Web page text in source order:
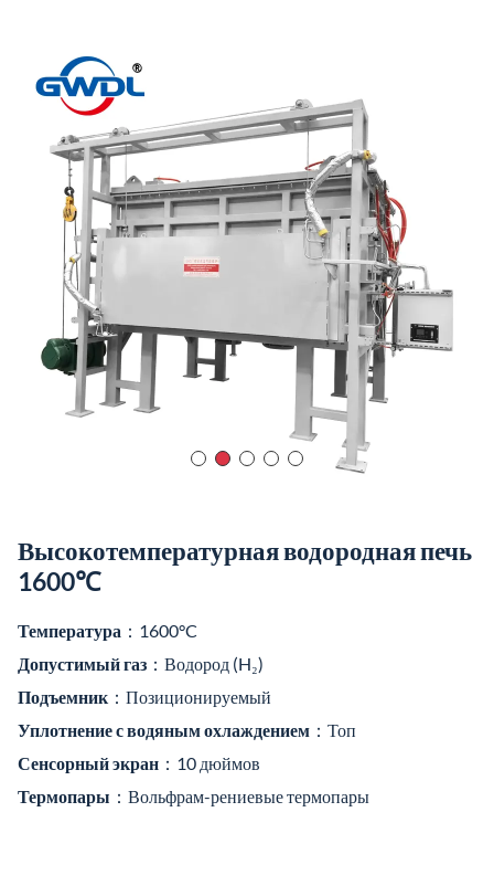
Высокотемпературная водородная печь
1600℃
Температура ：1600°C
Допустимый газ ：Водород (H₂)
Подъемник ：Позиционируемый
Уплотнение с водяным охлаждением ：Топ
Сенсорный экран ：10 дюймов
Термопары ：Вольфрам-рениевые термопары